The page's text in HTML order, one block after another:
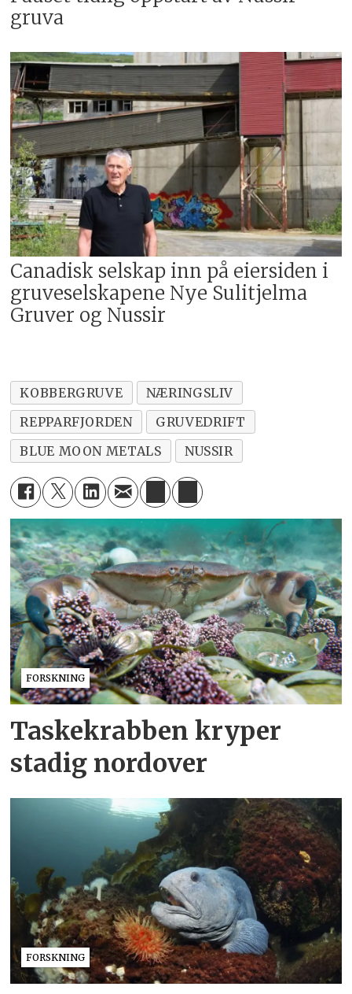
gruva
Canadisk selskap inn på eiersiden i
gruveselskapene Nye Sulitjelma
Gruver og Nussir
KOBBERGRUVE
NÆRINGSLIV
REPPARFJORDEN
GRUVEDRIFT
BLUE MOON METALS
NUSSIR
FORSKNING
Taskekrabben kryper
stadig nordover
FORSKNING